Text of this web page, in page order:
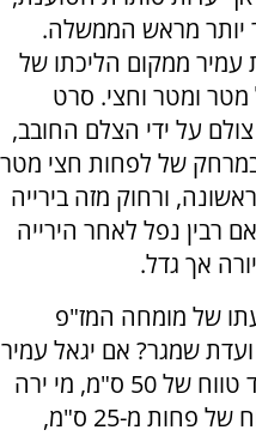
יותר מראש הממשלה.
עמיר ממקום הליכתו של
ומטר וחצי. סרט
על ידי הצלם החובב,
של לפחות חצי מטר
ורחוק מזה בירייה
רבין נפל לאחר הירייה
אך גדל.
של מומחה המז"פ
שמגר? אם יגאל עמיר
לא התקרב ליצחק רבין אלא עד טווח של 50 ס"מ, מי ירה
ביצחק רבין פעם ראשונה מטווח של פחות מ-25 ס"מ,